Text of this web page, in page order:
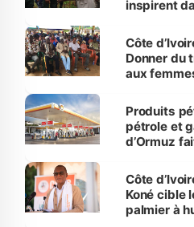
inspirent
Côte
Donner du
aux
menacées
Produits
pétrole et
d’Ormuz
Côte
Koné cible
palmier à